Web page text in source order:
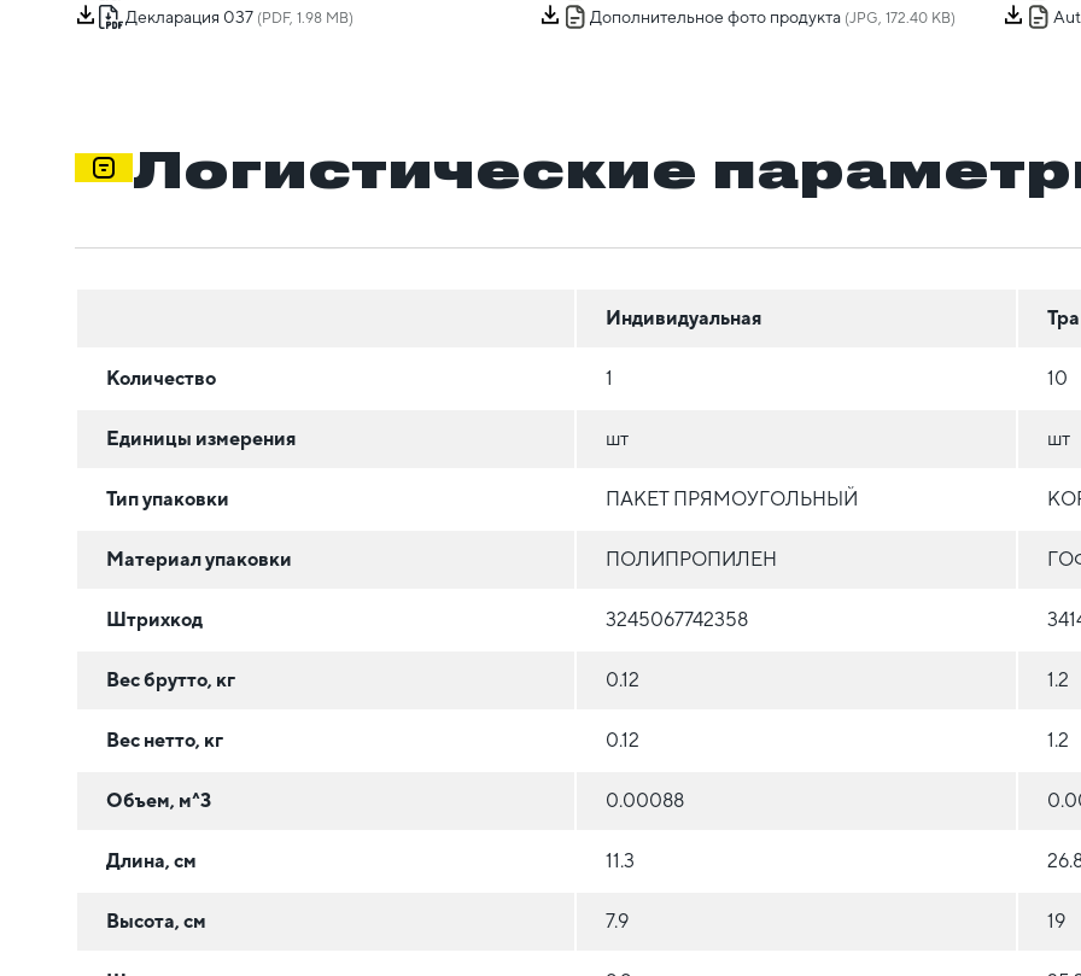
Декларация 037 (PDF, 1.98 MB) Дополнительное фото продукта(JPG, 172.40 KB)
Логистические
Индивидуальная
Количество 1 10
Единицы измерения шт шт
Тип упаковки ПАКЕТ ПРЯМОУГОЛЬНЫЙ
Материал упаковки ПОЛИПРОПИЛЕН
Штрихкод 3245067742358
Вес брутто, кг 0.12 1.2
Вес нетто, кг 0.12 1.2
Объем, м^3 0.00088
Длина, см 11.3
Высота, см 7.9 19